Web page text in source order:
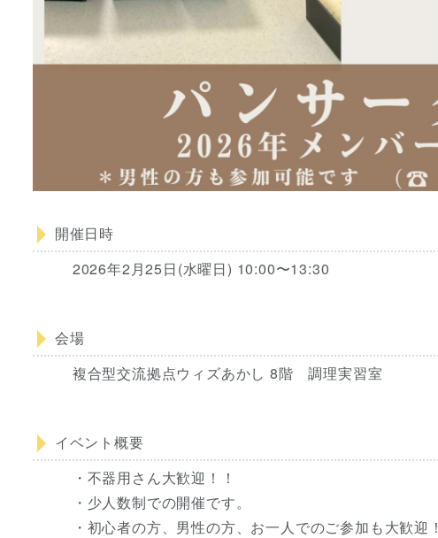
開催日時
2026年2月25日(水曜日) 10:00〜13:30
会場
複合型交流拠点ウィズあかし 8階 調理実習室
イベント概要
・不器用さん大歓迎！！
・少人数制での開催です。
・初心者の方、男性の方、お一人でのご参加も大歓迎！